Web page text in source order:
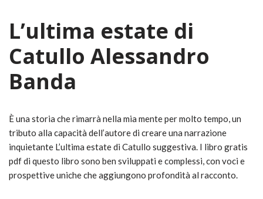
L’ultima estate di
Catullo Alessandro
Banda
È una storia che rimarrà nella mia mente per molto tempo, un
tributo alla capacità dell’autore di creare una narrazione
inquietante L’ultima estate di Catullo suggestiva. I libro gratis
pdf di questo libro sono ben sviluppati e complessi, con voci e
prospettive uniche che aggiungono profondità al racconto.